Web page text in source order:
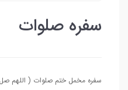
سفره صلوات
سفره مخمل ختم صلوات ( اللهم